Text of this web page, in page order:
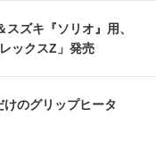
ズキ『ソリオ』用、
ックスZ」発売
のグリップヒータ